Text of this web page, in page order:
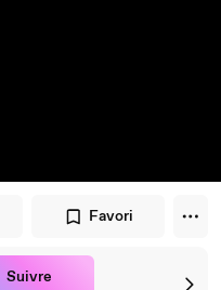
Favori
Suivre